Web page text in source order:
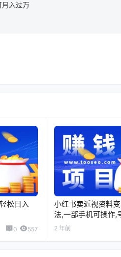
月入过万
松日入
0 557
小红书卖近视资料
法,一部手机可操作,
过万
2 年前